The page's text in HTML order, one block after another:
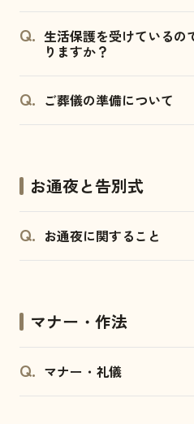
生活保護を受けているの
りますか？
ご葬儀の準備について
お通夜と告別式
お通夜に関すること
マナー・作法
マナー・礼儀